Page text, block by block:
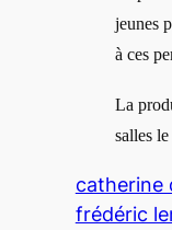
jeunes
à ces
La
salles
catherine
frédéric